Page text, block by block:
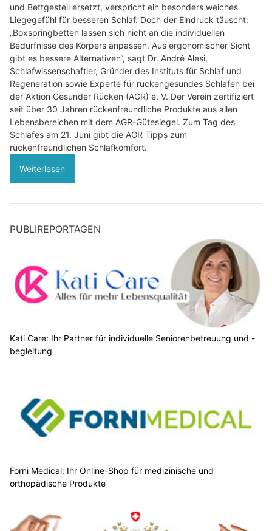
und Bettgestell ersetzt, verspricht ein besonders weiches
Liegegefühl für besseren Schlaf. Doch der Eindruck täuscht:
„Boxspringbetten lassen sich nicht an die individuellen
Bedürfnisse des Körpers anpassen. Aus ergonomischer Sicht
gibt es bessere Alternativen“, sagt Dr. André Alesi,
Schlafwissenschaftler, Gründer des Instituts für Schlaf und
Regeneration sowie Experte für rückengesundes Schlafen bei
der Aktion Gesunder Rücken (AGR) e. V. Der Verein zertifiziert
seit über 30 Jahren rückenfreundliche Produkte aus allen
Lebensbereichen mit dem AGR-Gütesiegel. Zum Tag des
Schlafes am 21. Juni gibt die AGR Tipps zum
rückenfreundlichen Schlafkomfort.
Weiterlesen
PUBLIREPORTAGEN
Kati Care: Ihr Partner für individuelle Seniorenbetreuung und -
begleitung
Forni Medical: Ihr Online-Shop für medizinische und
orthopädische Produkte